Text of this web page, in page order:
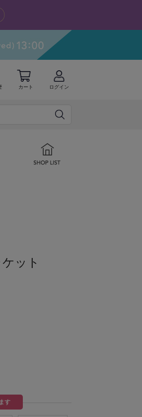
カート ログイン
ット
す